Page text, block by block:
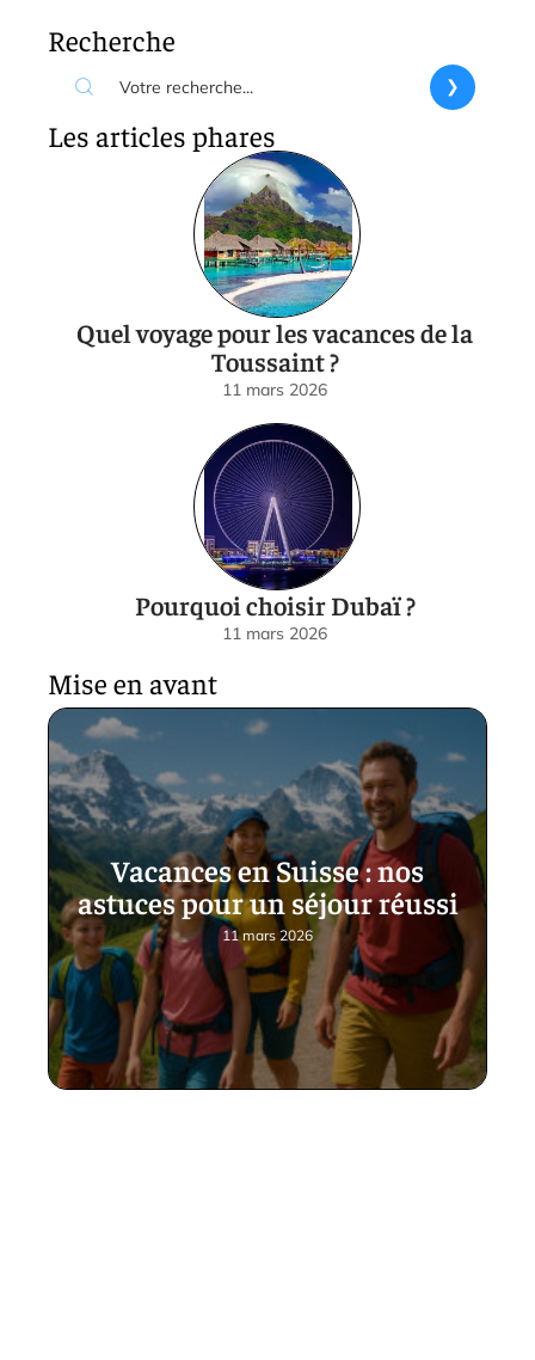
Recherche
Les articles phares
Quel voyage pour les vacances de la
Toussaint ?
11 mars 2026
Pourquoi choisir Dubaï ?
11 mars 2026
Mise en avant
Vacances en Suisse : nos
astuces pour un séjour réussi
11 mars 2026